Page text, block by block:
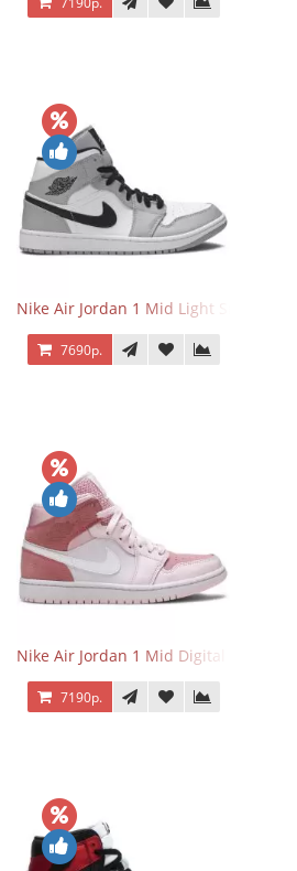
Nike Air Jordan 1 Mid Light Smoke Grey
7690р.
Nike Air Jordan 1 Mid Digital Pink
7190р.